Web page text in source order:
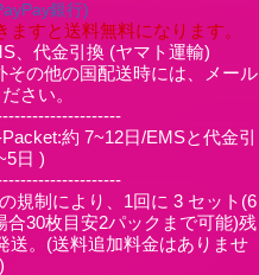
すと送料無料になります。
、代金引換 (ヤマト運輸)
の他の国配送時には、メール
さい。
約 7~12日/EMSと代金引
日 )
規制により、1回に 3 セット(6
30枚目安2パックまで可能)残
送。(送料追加料金はありませ